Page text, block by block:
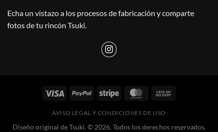
Echa un vistazo a los procesos de fabricación y comparte
fotos de tu rincón Tsuki.
AVISO LEGAL Y CONDICIONES DE USO
Diseño original de Tsuki. © 2026. Todos los derechos reservados.